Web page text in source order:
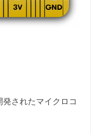
されたマイクロコ